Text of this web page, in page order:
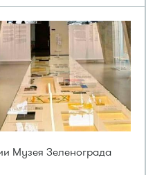
Музея Зеленограда